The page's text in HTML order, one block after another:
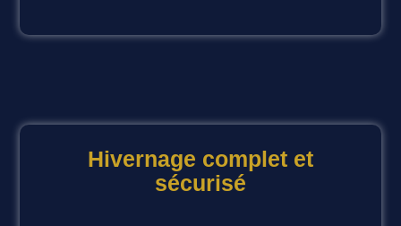
Hivernage complet et
sécurisé